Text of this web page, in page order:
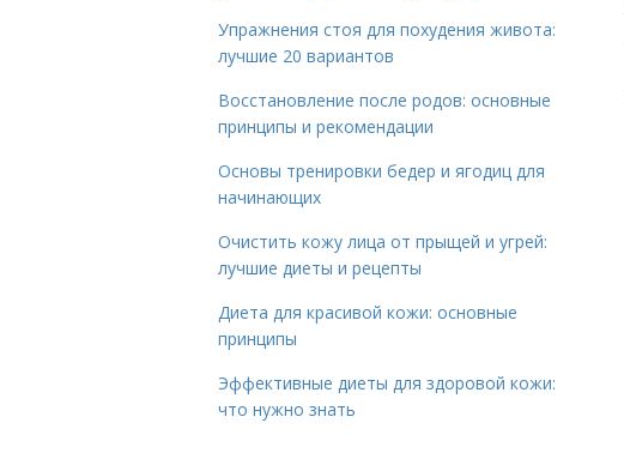
Упражнения стоя для похудения живота:
лучшие 20 вариантов
Восстановление после родов: основные
принципы и рекомендации
Основы тренировки бедер и ягодиц для
начинающих
Очистить кожу лица от прыщей и угрей:
лучшие диеты и рецепты
Диета для красивой кожи: основные
принципы
Эффективные диеты для здоровой кожи:
что нужно знать